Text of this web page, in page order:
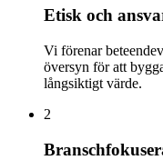
Etisk och
Vi förenar
översyn för att
långsiktigt värde.
2